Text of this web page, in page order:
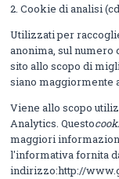
2. Cookie di analisi
Utilizzati per
anonima, sul numero
sito allo scopo di
siano maggiormente
Viene allo scopo
Analytics. Questo
maggiori
l'informativa fornita
indirizzo:http://